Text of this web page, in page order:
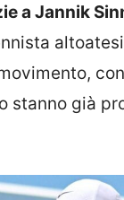
a Jannik
stanno già